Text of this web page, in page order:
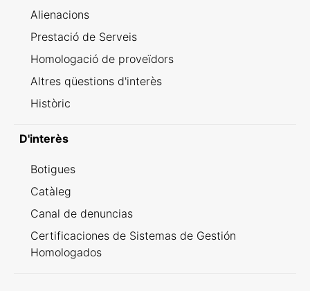
Alienacions
Prestació de Serveis
Homologació de proveïdors
Altres qüestions d'interès
Històric
D'interès
Botigues
Catàleg
Canal de denuncias
Certificaciones de Sistemas de Gestión
Homologados